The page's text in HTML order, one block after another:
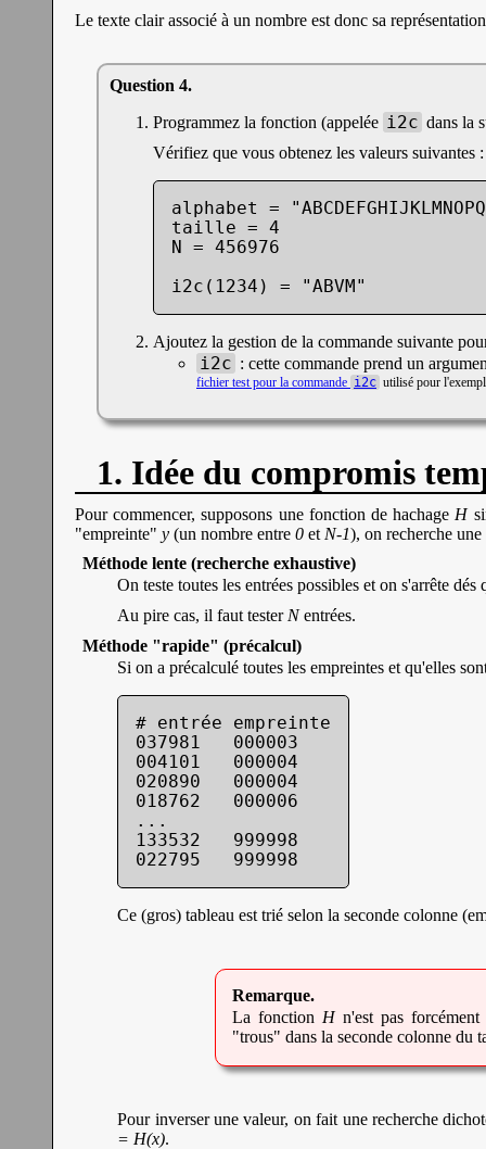
Le texte clair associé à un nombre est donc sa
Programmez la fonction (appelée i2c dans la
Vérifiez que vous obtenez les valeurs suivantes :
alphabet =
taille = 4
N = 456976
i2c(1234) = "ABVM"
Ajoutez la gestion de la commande suivante
i2c : cette commande prend un
fichier test pour la commande i2c utilisé pour
1. Idée du compromis
Pour commencer, supposons une fonction de hachage H
"empreinte" y (un nombre entre 0 et N-1), on recherche
Méthode lente (recherche exhaustive)
On teste toutes les entrées possibles et on s'arrête
Au pire cas, il faut tester Nentrées.
Méthode "rapide" (précalcul)
Si on a précalculé toutes les empreintes et qu'elles
# entrée empreinte
037981   000003
004101   000004
020890   000004
018762   000006
...
133532   999998
022795   999998
Ce (gros) tableau est trié selon la seconde colonne
La fonction Hn'est pas
"trous" dans la seconde colonne du
Pour inverser une valeur, on fait une recherche
= H(x).